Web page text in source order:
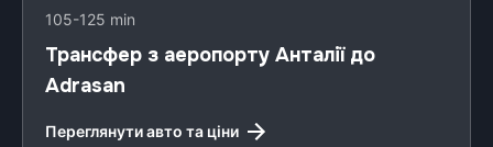
105-125 min
Трансфер з аеропорту Анталії до
Adrasan
Переглянути авто та ціни